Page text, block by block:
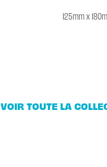
125mm x
VOIR TOUTE LA